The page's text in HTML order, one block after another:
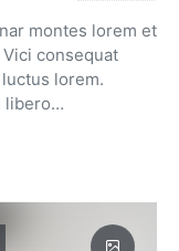
montes lorem et
consequat
lorem.
libero…